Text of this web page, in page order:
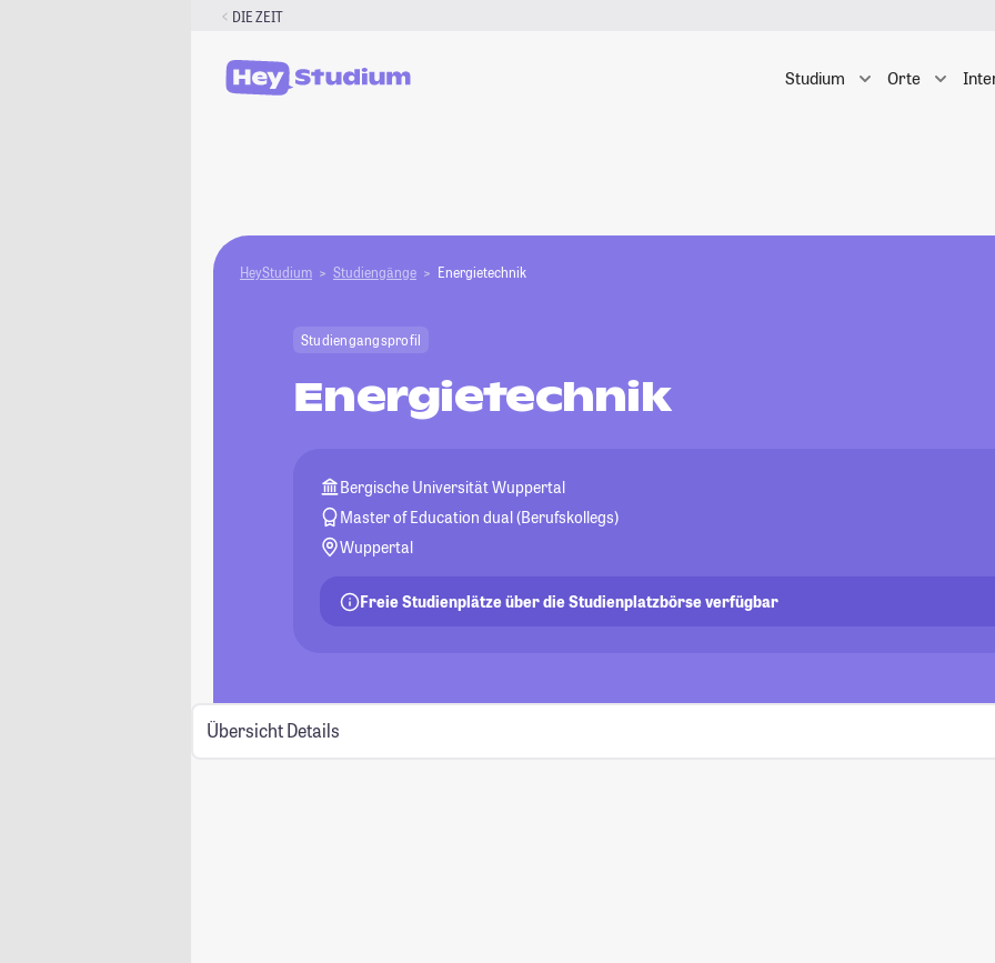
DIE ZEIT
Studium Orte
HeyStudium Studiengänge Energietechnik
Studiengangsprofil
Energietechnik
Bergische Universität Wuppertal
Master of Education dual (Berufskollegs)
Wuppertal
Freie Studienplätze über die Studienplatzbörse verfügbar
Übersicht Details